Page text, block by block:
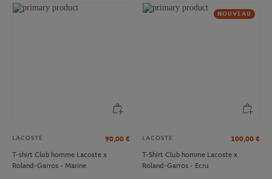
LACOSTE 90,00 €
T-shirt Club homme Lacoste x
Roland-Garros - Marine
NOUVEAU
LACOSTE 100,00 €
T-Shirt Club homme Lacoste x
Roland-Garros - Ecru